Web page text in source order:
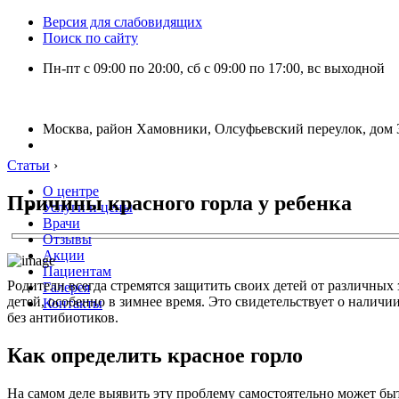
Версия для слабовидящих
Поиск по сайту
Пн-пт с 09:00 по 20:00, сб с 09:00 по 17:00, вс выходной
Москва, район Хамовники, Олсуфьевский переулок, дом
О центре
Услуги и цены
Врачи
Отзывы
Акции
Пациентам
Галерея
Контакты
Статьи ›
Причины красного горла у ребенка
Родители всегда стремятся защитить своих детей от
детей, особенно в зимнее время. Это свидетельствует о
без антибиотиков.
Как определить красное горло
На самом деле выявить эту проблему самостоятельно может